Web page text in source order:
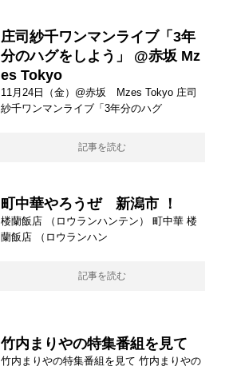
庄司紗千ワンマンライブ「3年
分のハグをしよう」 @赤坂 Mz
es Tokyo
11月24日（金）@赤坂 Mzes Tokyo 庄司
紗千ワンマンライブ「3年分のハグ
記事を読む
町中華やろうぜ 新潟市 ！
楼蘭飯店 （ロウランハンテン） 町中華 楼
蘭飯店 （ロウランハン
記事を読む
竹内まりやの特集番組を見て
竹内まりやの特集番組を見て 竹内まりやの